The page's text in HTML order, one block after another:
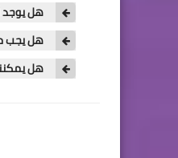
هل يوجد
هل يجب
هل